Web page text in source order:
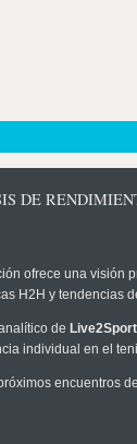
DE
ofrece una visión
H2H y tendencias
de
individual en el
encuentros de